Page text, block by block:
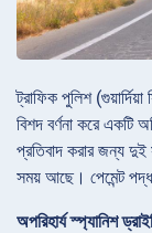
ট্রাফিক পুলিশ
বিশদ বর্ণনা করে একটি
প্রতিবাদ করার জন্য দুই
সময় আছে। পেমেন্ট
অপরিহার্য স্প্যানিশ